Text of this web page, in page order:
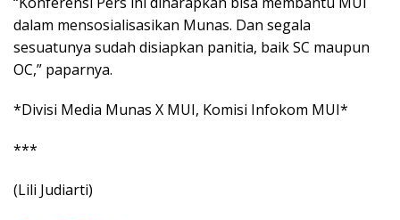
dalam mensosialisasikan Munas. Dan segala
sesuatunya sudah disiapkan panitia, baik SC maupun
OC,” paparnya.
*Divisi Media Munas X MUI, Komisi Infokom MUI*
***
(Lili Judiarti)